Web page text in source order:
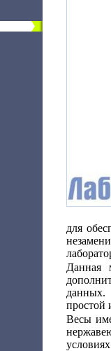
для
Данная
данных.
простой
Весы